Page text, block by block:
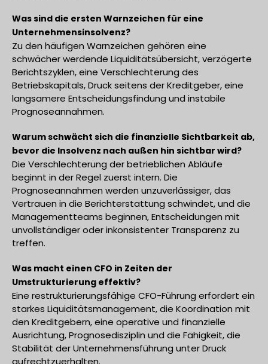
Was sind die ersten Warnzeichen für eine
Unternehmensinsolvenz?
Zu den häufigen Warnzeichen gehören eine
schwächer werdende Liquiditätsübersicht, verzögerte
Berichtszyklen, eine Verschlechterung des
Betriebskapitals, Druck seitens der Kreditgeber, eine
langsamere Entscheidungsfindung und instabile
Prognoseannahmen.
Warum schwächt sich die finanzielle Sichtbarkeit ab,
bevor die Insolvenz nach außen hin sichtbar wird?
Die Verschlechterung der betrieblichen Abläufe
beginnt in der Regel zuerst intern. Die
Prognoseannahmen werden unzuverlässiger, das
Vertrauen in die Berichterstattung schwindet, und die
Managementteams beginnen, Entscheidungen mit
unvollständiger oder inkonsistenter Transparenz zu
treffen.
Was macht einen CFO in Zeiten der
Umstrukturierung effektiv?
Eine restrukturierungsfähige CFO-Führung erfordert ein
starkes Liquiditätsmanagement, die Koordination mit
den Kreditgebern, eine operative und finanzielle
Ausrichtung, Prognosedisziplin und die Fähigkeit, die
Stabilität der Unternehmensführung unter Druck
aufrechtzuerhalten.